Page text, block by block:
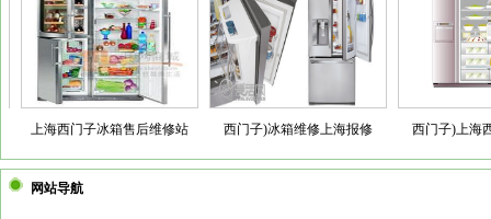
上海西门子冰箱售后维修站 西门子)冰箱维修上海报修 西门子)上海西门
网站导航